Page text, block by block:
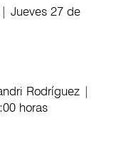
Jueves 27 de
Rodríguez |
horas